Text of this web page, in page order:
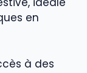
en
à des